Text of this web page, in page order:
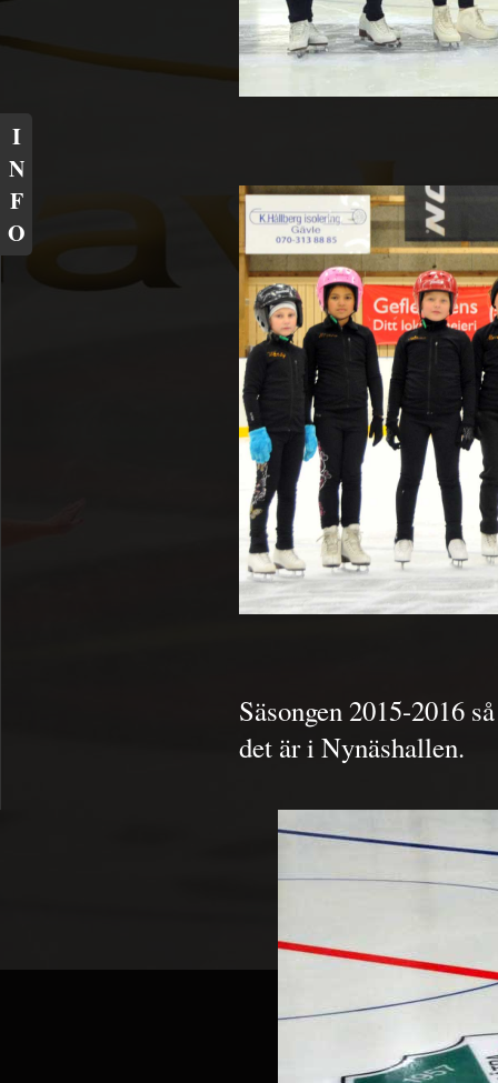
Säsongen 2015-2016
det är i Nynäshallen.
I
N
F
O